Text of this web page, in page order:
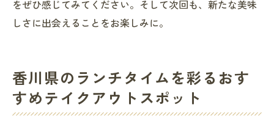
をぜひ感じてみてください。そして次回も、新たな美味
しさに出会えることをお楽しみに。
香川県のランチタイムを彩るおす
すめテイクアウトスポット